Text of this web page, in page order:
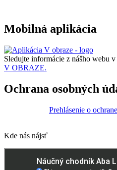
Mobilná aplikácia
Sledujte informácie z nášho webu v
V OBRAZE.
Ochrana osobných
Prehlásenie o
Kde nás nájsť